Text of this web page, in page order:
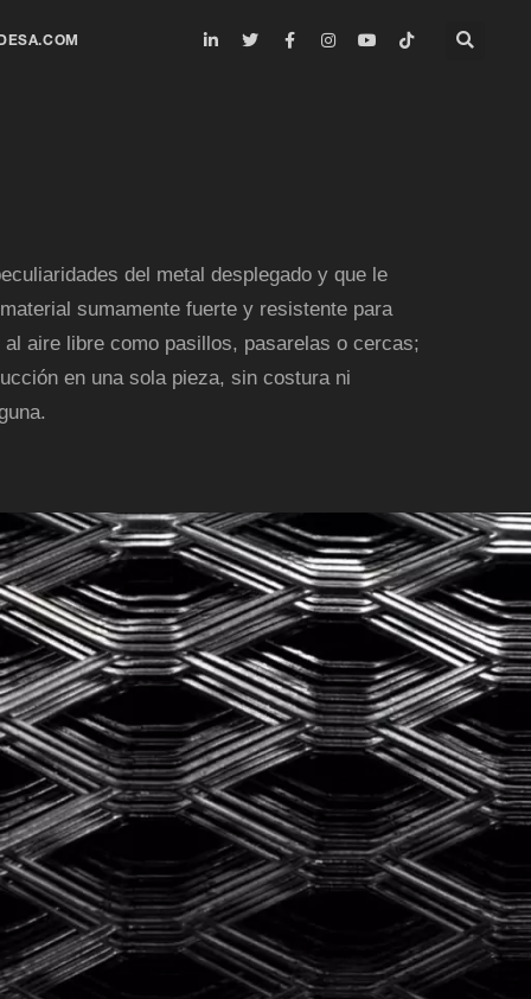
del metal desplegado y que le
sumamente fuerte y resistente para
aire libre como pasillos, pasarelas o cercas;
en una sola pieza, sin costura ni